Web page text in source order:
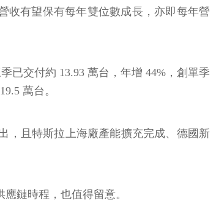
收有望保有每年雙位數成長，亦即每年營
已交付約 13.93 萬台，年增 44%，創單季
萬台。
，且特斯拉上海廠產能擴充完成、德國新
鏈時程，也值得留意。